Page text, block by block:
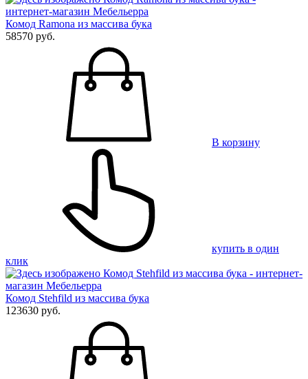
Комод Ramona из массива бука
58570 руб.
В корзину
купить в один
клик
Комод Stehfild из массива бука
123630 руб.